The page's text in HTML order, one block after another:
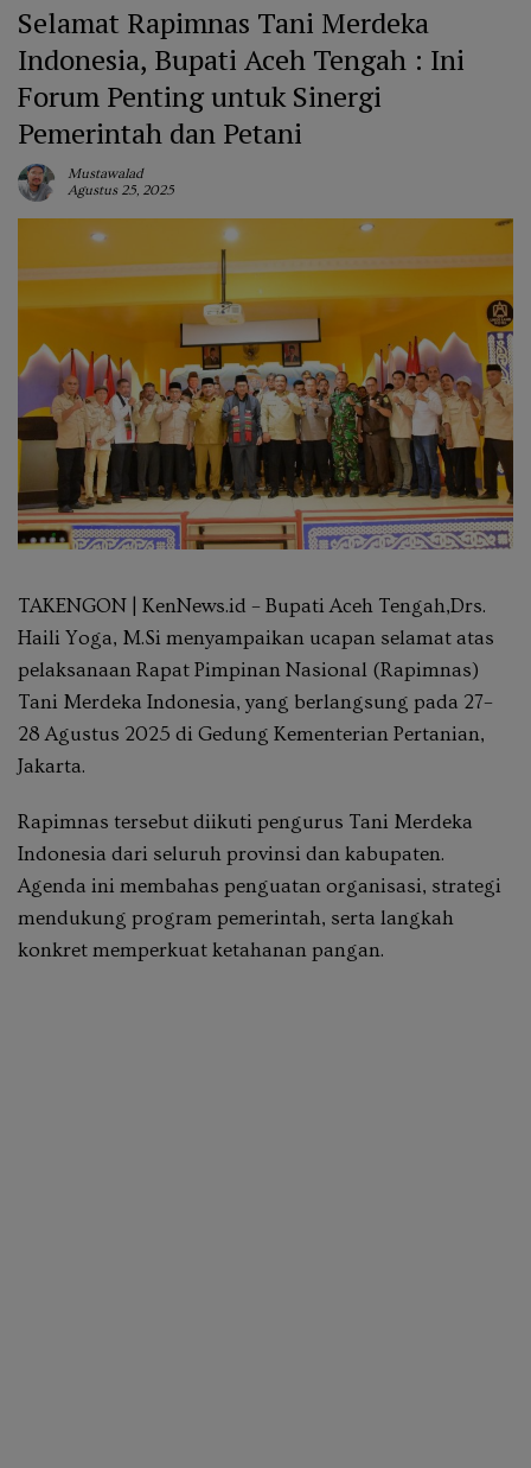
Selamat Rapimnas Tani Merdeka
Indonesia, Bupati Aceh Tengah : Ini
Forum Penting untuk Sinergi
Pemerintah dan Petani
Mustawalad
Agustus 25, 2025
TAKENGON | KenNews.id – Bupati Aceh Tengah,Drs.
Haili Yoga, M.Si menyampaikan ucapan selamat atas
pelaksanaan Rapat Pimpinan Nasional (Rapimnas)
Tani Merdeka Indonesia, yang berlangsung pada 27–
28 Agustus 2025 di Gedung Kementerian Pertanian,
Jakarta.
Rapimnas tersebut diikuti pengurus Tani Merdeka
Indonesia dari seluruh provinsi dan kabupaten.
Agenda ini membahas penguatan organisasi, strategi
mendukung program pemerintah, serta langkah
konkret memperkuat ketahanan pangan.